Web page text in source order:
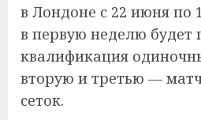
в Лондоне с 22 июня по
в первую неделю будет
квалификация
вторую и третью —
сеток.